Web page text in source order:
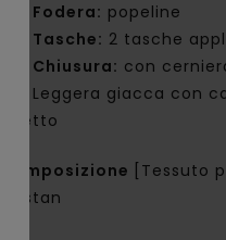
Fodera: popeline
Tasche: 2 tasche
Chiusura: con
Leggera giacca con
petto
Composizione
[Tessuto
Elastan